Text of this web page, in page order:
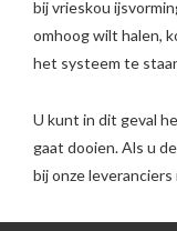
bij vrieskou
omhoog wilt halen,
het systeem te
U kunt in dit geval
gaat dooien. Als u
bij onze